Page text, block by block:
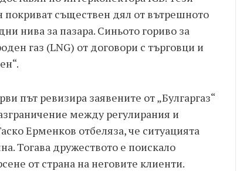
съществен дял от вътрешното
нива за пазара. Синьото гориво за
газ (LNG) от договори с търговци и
път ревизира заявените от „Булгаргаз“
между регулирания и
Ерменков отбеляза, че ситуацията
Тогава дружеството е поискало
от страна на неговите клиенти.